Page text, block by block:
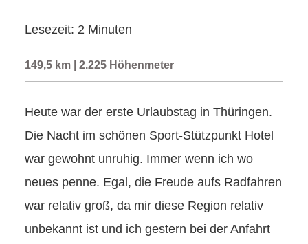
Lesezeit: 2 Minuten
149,5 km | 2.225 Höhenmeter
Heute war der erste Urlaubstag in Thüringen.
Die Nacht im schönen Sport-Stützpunkt Hotel
war gewohnt unruhig. Immer wenn ich wo
neues penne. Egal, die Freude aufs Radfahren
war relativ groß, da mir diese Region relativ
unbekannt ist und ich gestern bei der Anfahrt